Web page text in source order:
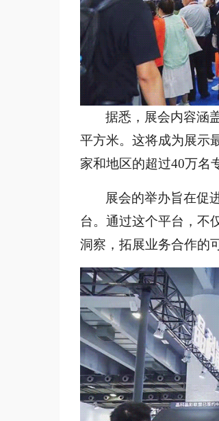
据悉，展会内容涵
平方米。这将成为展示
家和地区的超过40万名
展会的举办旨在促
台。通过这个平台，不
洞察，拓展业务合作的